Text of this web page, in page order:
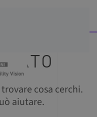
cosa cerchi.
aiutare.